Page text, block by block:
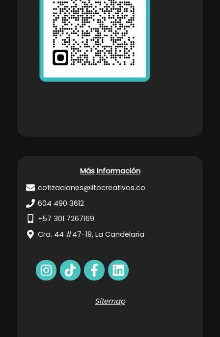
Más información
cotizaciones@litocreativos.co
604 490 3612
+57 301 7267169
Cra. 44 #47-19, La Candelaria
Sitemap